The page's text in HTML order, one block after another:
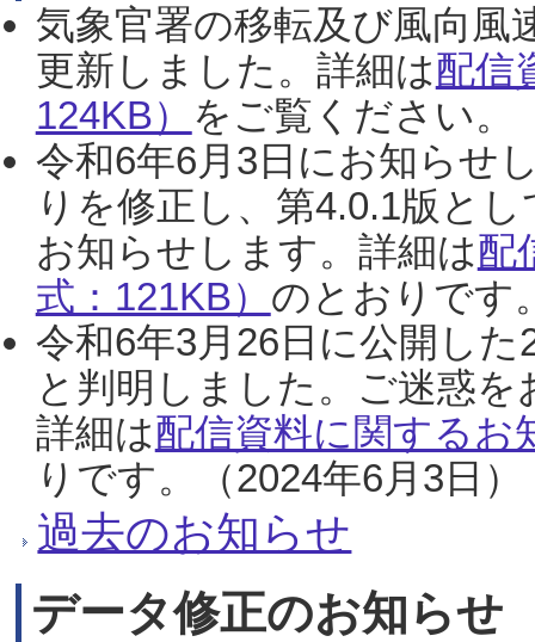
気象官署の移転及び風向風
更新しました。詳細は配信
124KB） をご覧ください。
令和6年6月3日にお知らせ
りを修正し、第4.0.1版と
お知らせします。詳細は配
式：121KB） のとおりです
令和6年3月26日に公開し
と判明しました。ご迷惑
詳細は配信資料に関するお
りです。（2024年6月3日）
過去のお知らせ
データ修正のお知らせ